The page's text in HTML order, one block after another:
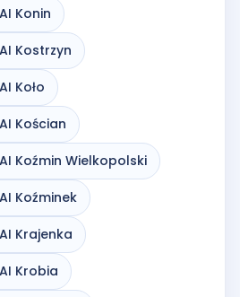
Konin
Kostrzyn
Koło
Kościan
Koźmin Wielkopolski
Koźminek
Krajenka
Krobia